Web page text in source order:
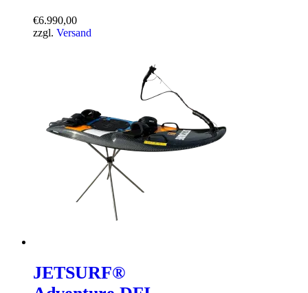
€6.990,00
zzgl. Versand
JETSURF®